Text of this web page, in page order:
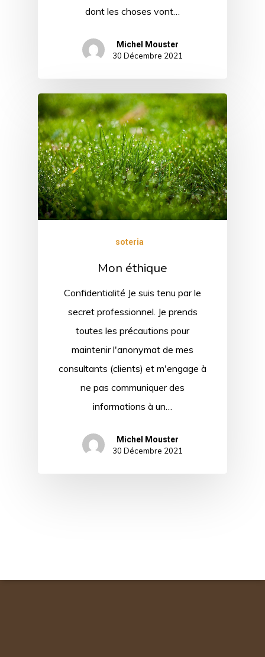
dont les choses vont…
Michel Mouster
30 Décembre 2021
soteria
Mon éthique
Confidentialité Je suis tenu par le
secret professionnel. Je prends
toutes les précautions pour
maintenir l'anonymat de mes
consultants (clients) et m'engage à
ne pas communiquer des
informations à un…
Michel Mouster
30 Décembre 2021